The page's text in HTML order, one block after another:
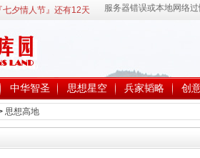
七夕情人节』还有12天
中华智圣 思想星空 兵家韬略 创
思想高地